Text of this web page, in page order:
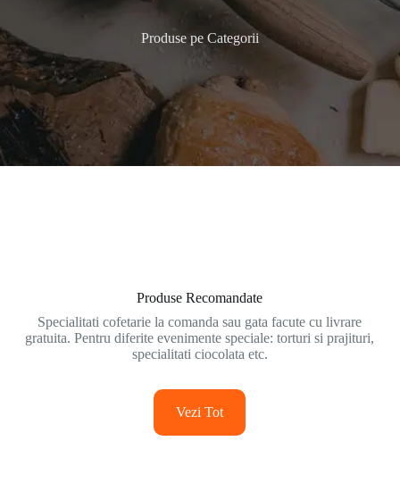
Produse pe Categorii
Produse Recomandate
Specialitati cofetarie la comanda sau gata facute cu livrare
gratuita. Pentru diferite evenimente speciale: torturi si prajituri,
specialitati ciocolata etc.
Vezi Tot